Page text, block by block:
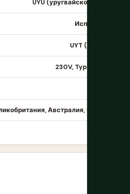
UYU (уругвайское песо)
Испанский
UYT (UTC-3)
230V, Type C/F/L
Австралия, Канада